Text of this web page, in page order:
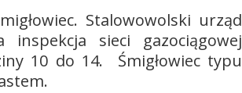
Stalowowolski urząd
sieci gazociągowej
10 do 14. Śmigłowiec typu